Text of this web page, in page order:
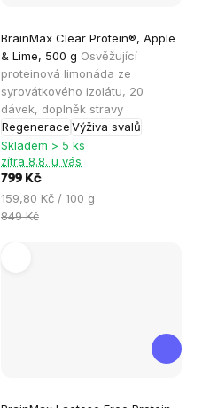
BrainMax Clear Protein®, Apple
& Lime, 500 g Osvěžující
proteinová limonáda ze
syrovátkového izolátu, 20
dávek, doplněk stravy
RegeneraceVýživa svalů
hodnocení
produktu
je
4,3
z
5
hvězdiček.
Skladem > 5 ks
zítra 8.8. u vás
799 Kč
Měrná
cena:
159,80 Kč / 100 g
849 Kč